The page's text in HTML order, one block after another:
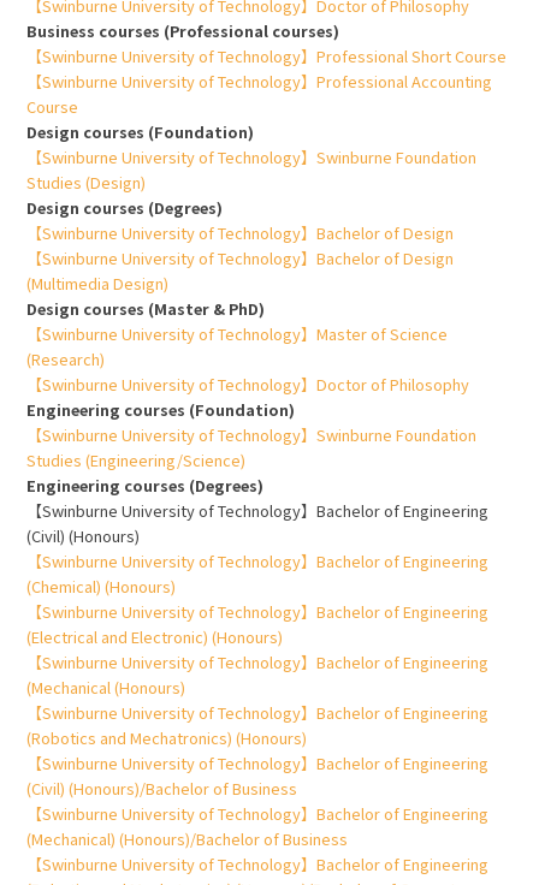
【Swinburne University of Technology】Doctor of Philosophy
Business courses (Professional courses)
【Swinburne University of Technology】Professional Short Course
【Swinburne University of Technology】Professional Accounting
Course
Design courses (Foundation)
【Swinburne University of Technology】Swinburne Foundation
Studies (Design)
Design courses (Degrees)
【Swinburne University of Technology】Bachelor of Design
【Swinburne University of Technology】Bachelor of Design
(Multimedia Design)
Design courses (Master & PhD)
【Swinburne University of Technology】Master of Science
(Research)
【Swinburne University of Technology】Doctor of Philosophy
Engineering courses (Foundation)
【Swinburne University of Technology】Swinburne Foundation
Studies (Engineering/Science)
Engineering courses (Degrees)
【Swinburne University of Technology】Bachelor of Engineering
(Civil) (Honours)
【Swinburne University of Technology】Bachelor of Engineering
(Chemical) (Honours)
【Swinburne University of Technology】Bachelor of Engineering
(Electrical and Electronic) (Honours)
【Swinburne University of Technology】Bachelor of Engineering
(Mechanical (Honours)
【Swinburne University of Technology】Bachelor of Engineering
(Robotics and Mechatronics) (Honours)
【Swinburne University of Technology】Bachelor of Engineering
(Civil) (Honours)/Bachelor of Business
【Swinburne University of Technology】Bachelor of Engineering
(Mechanical) (Honours)/Bachelor of Business
【Swinburne University of Technology】Bachelor of Engineering